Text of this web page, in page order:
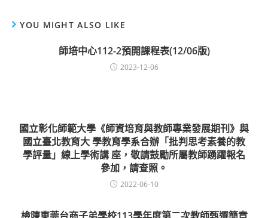
YOU MIGHT ALSO LIKE
師培中心112-2預開課程表(12/06版)
2023-12-06
國立彰化師範大學《師資培育與教師專業發展期刊》與
國立臺北教育大 學教育學系合辦「批判思考素養的教
學評量」線上學術講 座，敬請鼓勵所屬教師踴躍報名
參加，請查照。
2022-06-10